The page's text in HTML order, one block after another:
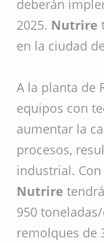
deberán
2025. Nutrire
en la ciudad
A la planta de
equipos con
aumentar la
procesos,
industrial.
Nutrire
950
remolques de